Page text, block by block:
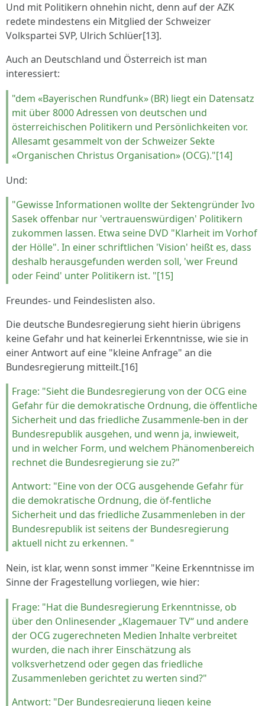
Und mit Politikern ohnehin nicht, denn auf der AZK
redete mindestens ein Mitglied der Schweizer
Volkspartei SVP, Ulrich Schlüer[13].
Auch an Deutschland und Österreich ist man
interessiert:
"dem «Bayerischen Rundfunk» (BR) liegt ein Datensatz
mit über 8000 Adressen von deutschen und
österreichischen Politikern und Persönlichkeiten vor.
Allesamt gesammelt von der Schweizer Sekte
«Organischen Christus Organisation» (OCG)."[14]
Und:
"Gewisse Informationen wollte der Sektengründer Ivo
Sasek offenbar nur 'vertrauenswürdigen' Politikern
zukommen lassen. Etwa seine DVD "Klarheit im Vorhof
der Hölle". In einer schriftlichen 'Vision' heißt es, dass
deshalb herausgefunden werden soll, 'wer Freund
oder Feind' unter Politikern ist. "[15]
Freundes- und Feindeslisten also.
Die deutsche Bundesregierung sieht hierin übrigens
keine Gefahr und hat keinerlei Erkenntnisse, wie sie in
einer Antwort auf eine "kleine Anfrage" an die
Bundesregierung mitteilt.[16]
Frage: "Sieht die Bundesregierung von der OCG eine
Gefahr für die demokratische Ordnung, die öffentliche
Sicherheit und das friedliche Zusammenle-ben in der
Bundesrepublik ausgehen, und wenn ja, inwieweit,
und in welcher Form, und welchem Phänomenbereich
rechnet die Bundesregierung sie zu?"
Antwort: "Eine von der OCG ausgehende Gefahr für
die demokratische Ordnung, die öf-fentliche
Sicherheit und das friedliche Zusammenleben in der
Bundesrepublik ist seitens der Bundesregierung
aktuell nicht zu erkennen. "
Nein, ist klar, wenn sonst immer "Keine Erkenntnisse im
Sinne der Fragestellung vorliegen, wie hier:
Frage: "Hat die Bundesregierung Erkenntnisse, ob
über den Onlinesender „Klagemauer TV“ und andere
der OCG zugerechneten Medien Inhalte verbreitet
wurden, die nach ihrer Einschätzung als
volksverhetzend oder gegen das friedliche
Zusammenleben gerichtet zu werten sind?"
Antwort: "Der Bundesregierung liegen keine